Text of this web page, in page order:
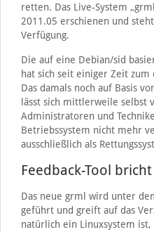
retten. Das Live-System
2011.05 erschienen und
Verfügung.
Die auf eine Debian/sid
hat sich seit einiger Zeit zum
Das damals noch auf Basis
lässt sich mittlerweile selbst
Administratoren und
Betriebssystem nicht mehr
ausschließlich als
Feedback-Tool
Das neue grml wird unter
geführt und greift auf das
natürlich ein Linuxsystem